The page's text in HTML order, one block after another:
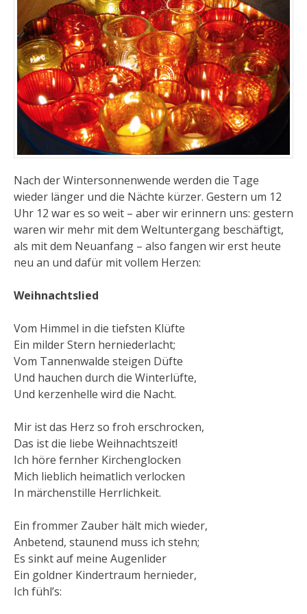
Nach der Wintersonnenwende werden die Tage
wieder länger und die Nächte kürzer. Gestern um 12
Uhr 12 war es so weit – aber wir erinnern uns: gestern
waren wir mehr mit dem Weltuntergang beschäftigt,
als mit dem Neuanfang – also fangen wir erst heute
neu an und dafür mit vollem Herzen:
Weihnachtslied
Vom Himmel in die tiefsten Klüfte
Ein milder Stern herniederlacht;
Vom Tannenwalde steigen Düfte
Und hauchen durch die Winterlüfte,
Und kerzenhelle wird die Nacht.
Mir ist das Herz so froh erschrocken,
Das ist die liebe Weihnachtszeit!
Ich höre fernher Kirchenglocken
Mich lieblich heimatlich verlocken
In märchenstille Herrlichkeit.
Ein frommer Zauber hält mich wieder,
Anbetend, staunend muss ich stehn;
Es sinkt auf meine Augenlider
Ein goldner Kindertraum hernieder,
Ich fühl’s: